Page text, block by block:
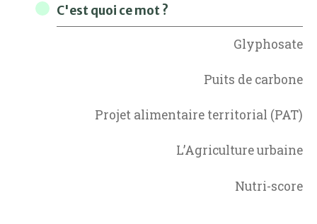
C'est quoi ce mot ?
Glyphosate
Puits de carbone
Projet alimentaire territorial (PAT)
L’Agriculture urbaine
Nutri-score